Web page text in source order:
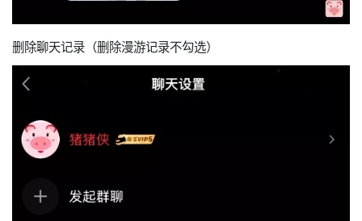
删除聊天记录（删除漫游记录不勾选）